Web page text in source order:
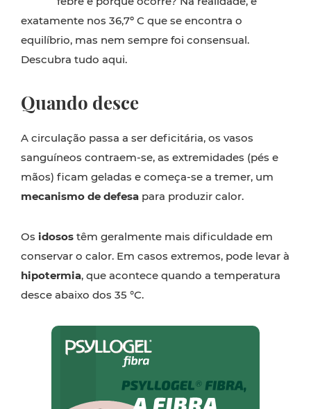
exatamente nos 36,7º C que se encontra o
equilíbrio, mas nem sempre foi consensual.
Descubra tudo aqui.
Quando desce
A circulação passa a ser deficitária, os vasos
sanguíneos contraem-se, as extremidades (pés e
mãos) ficam geladas e começa-se a tremer, um
mecanismo de defesa para produzir calor.
Os idosos têm geralmente mais dificuldade em
conservar o calor. Em casos extremos, pode levar à
hipotermia, que acontece quando a temperatura
desce abaixo dos 35 °C.